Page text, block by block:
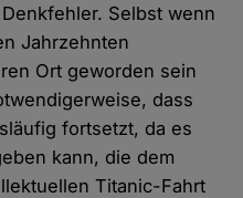
Selbst wenn
Jahrzehnten
Ort geworden sein
dass
fortsetzt, da es
kann, die dem
Titanic-Fahrt